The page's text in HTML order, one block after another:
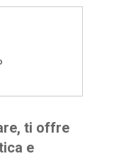
ti offre
e